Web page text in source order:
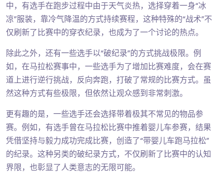
中，有选手在跑步过程中由于天气炎热，选择穿着一身“冰
凉”服装，靠冷气降温的方式持续赛程，这种特殊的“战术”不
仅刷新了比赛中的穿衣纪录，也成为了一个讨论的热点。
除此之外，还有一些选手以“破纪录”的方式挑战极限。例
如，在马拉松赛事中，一些选手为了增加比赛难度，会在赛
道上进行逆行挑战，反向奔跑，打破了常规的比赛方式。虽
然这种方式有些极限，但依然让观众感到非常刺激。
更有趣的是，一些选手还会选择带着极其不常见的物品参
赛。例如，有选手曾在马拉松比赛中推着婴儿车参赛，结果
凭借坚持与毅力成功完成比赛，创造了“带婴儿车跑马拉松”
的纪录。这种另类的破纪录方式，不仅刷新了比赛中的认知
界限，也彰显了人类意志的无限可能。